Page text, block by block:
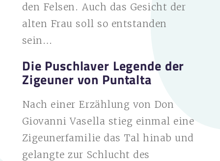
den Felsen. Auch das Gesicht der
alten Frau soll so entstanden
sein…
Die Puschlaver Legende der
Zigeuner von Puntalta
Nach einer Erzählung von Don
Giovanni Vasella stieg einmal eine
Zigeunerfamilie das Tal hinab und
gelangte zur Schlucht des